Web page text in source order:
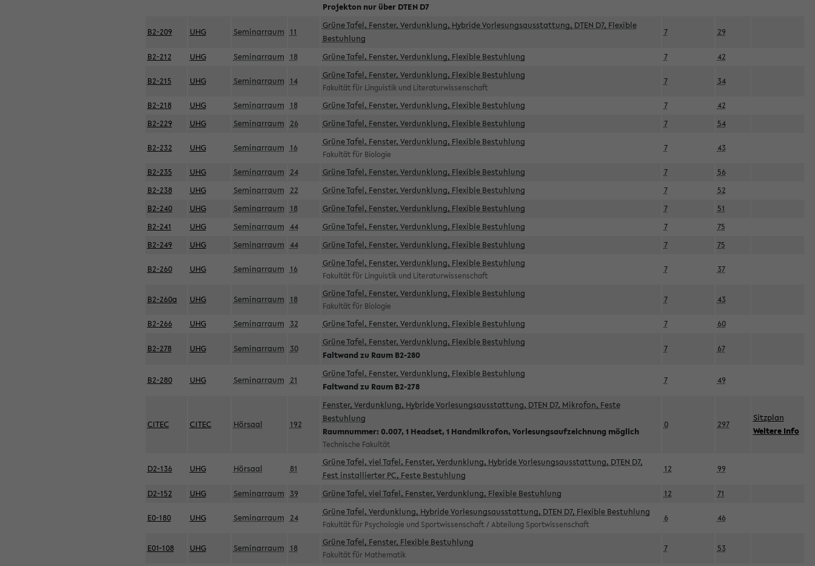
Projekton nur über DTEN D7
B2-209 UHG Seminarraum 11
Grüne Tafel, Fenster, Verdunklung, Hybride Vorlesungsausstattung, DTEN D7, Flexible
Bestuhlung
7 29
B2-212 UHG Seminarraum 18 Grüne Tafel, Fenster, Verdunklung, Flexible Bestuhlung 7 42
B2-215 UHG Seminarraum 14
Grüne Tafel, Fenster, Verdunklung, Flexible Bestuhlung
Fakultät für Linguistik und Literaturwissenschaft
7 34
B2-218 UHG Seminarraum 18 Grüne Tafel, Fenster, Verdunklung, Flexible Bestuhlung 7
42
B2-229
UHG Seminarraum 26 Grüne Tafel, Fenster, Verdunklung, Flexible Bestuhlung 7 54
B2-232 UHG Seminarraum 16
Grüne Tafel, Fenster, Verdunklung, Flexible Bestuhlung
Fakultät für Biologie
7 43
B2-235 UHG Seminarraum 24 Grüne Tafel, Fenster, Verdunklung, Flexible Bestuhlung 7
56
B2-238
UHG Seminarraum 22 Grüne Tafel, Fenster, Verdunklung, Flexible Bestuhlung 7
52
B2-240
UHG Seminarraum 18 Grüne Tafel, Fenster, Verdunklung, Flexible Bestuhlung 7
51
B2-241
UHG Seminarraum 44 Grüne Tafel, Fenster, Verdunklung, Flexible Bestuhlung 7
75
B2-249
UHG Seminarraum 44 Grüne Tafel, Fenster, Verdunklung, Flexible Bestuhlung 7 75
B2-260 UHG Seminarraum 16
Grüne Tafel, Fenster, Verdunklung, Flexible Bestuhlung
Fakultät für Linguistik und Literaturwissenschaft
7 37
B2-260a UHG Seminarraum 18
Grüne Tafel, Fenster, Verdunklung, Flexible Bestuhlung
Fakultät für Biologie
7 43
B2-266 UHG Seminarraum 32 Grüne Tafel, Fenster, Verdunklung, Flexible Bestuhlung 7 60
B2-278 UHG Seminarraum 30
Grüne Tafel, Fenster, Verdunklung, Flexible Bestuhlung
Faltwand zu Raum B2-280
7 67
B2-280 UHG Seminarraum 21
Grüne Tafel, Fenster, Verdunklung, Flexible Bestuhlung
Faltwand zu Raum B2-278
7 49
CITEC CITEC Hörsaal 192
Fenster, Verdunklung, Hybride Vorlesungsausstattung, DTEN D7, Mikrofon, Feste
Bestuhlung
Raumnummer: 0.007, 1 Headset, 1 Handmikrofon, Vorlesungsaufzeichnung möglich
Technische Fakultät
0 297
Sitzplan
Weitere Info
D2-136 UHG Hörsaal 81
Grüne Tafel, viel Tafel, Fenster, Verdunklung, Hybride Vorlesungsausstattung, DTEN D7,
Fest installierter PC, Feste Bestuhlung
12 99
D2-152 UHG Seminarraum 39 Grüne Tafel, viel Tafel, Fenster, Verdunklung, Flexible Bestuhlung 12 71
E0-180 UHG Seminarraum 24
Grüne Tafel, Verdunklung, Hybride Vorlesungsausstattung, DTEN D7, Flexible Bestuhlung
Fakultät für Psychologie und Sportwissenschaft / Abteilung Sportwissenschaft
6 46
E01-108 UHG Seminarraum 18
Grüne Tafel, Fenster, Flexible Bestuhlung
Fakultät für Mathematik
7 53